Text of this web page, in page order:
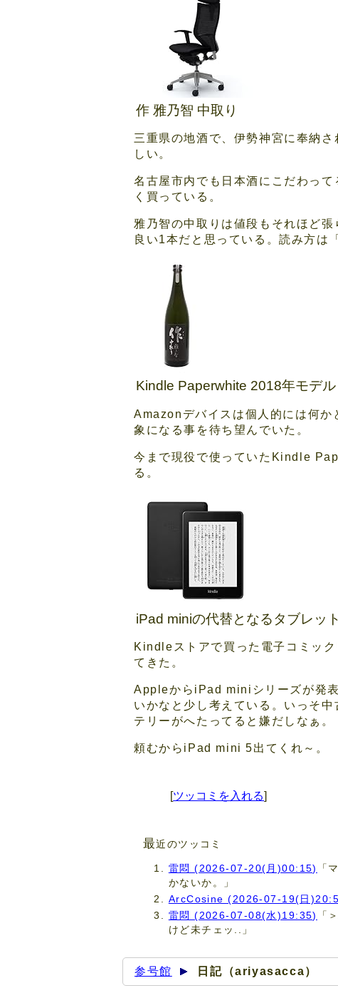
作 雅乃智 中取り
三重県の地酒で、伊勢神宮に奉納
しい。
名古屋市内でも日本酒にこだわっ
く買っている。
雅乃智の中取りは値段もそれほど
良い1本だと思っている。読み方は
Kindle Paperwhite 2018年モデル
Amazonデバイスは個人的には何か
象になる事を待ち望んでいた。
今まで現役で使っていたKindle
る。
iPad miniの代替となるタブレッ
Kindleストアで買った電子コミッ
てきた。
AppleからiPad miniシリーズが発
いかなと少し考えている。いっそ
テリーがへたってると嫌だしなぁ。
頼むからiPad mini 5出てくれ～。
[ツッコミを入れる]
最近のツッコミ
雷悶 (2026-07-20(月)00:15)
「
かないか。」
ArcCosine (2026-07-19(日
雷悶 (2026-07-08(水)19:35)
「
けど未チェッ..」
参号館 日記（ariyasacca）